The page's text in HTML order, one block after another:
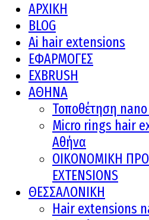
ΑΡΧΙΚΗ
BLOG
Ai hair extensions
ΕΦΑΡΜΟΓΕΣ
EXBRUSH
ΑΘΗΝΑ
Τοποθέτηση
Micro rings hair
Αθήνα
ΟΙΚΟΝΟΜΙΚΗ
EXTENSIONS
ΘΕΣΣΑΛΟΝΙΚΗ
Hair extensions